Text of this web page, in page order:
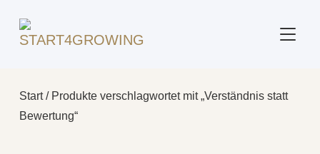
Start/ Produkte verschlagwortet mit „Verständnis statt
Bewertung“